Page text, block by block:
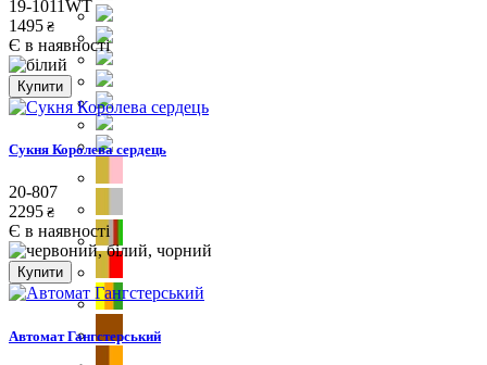
19-1011WT
1495 ₴
Є в наявності
Купити
Cукня Королева сердець
20-807
2295 ₴
Є в наявності
Купити
Автомат Гангстерський